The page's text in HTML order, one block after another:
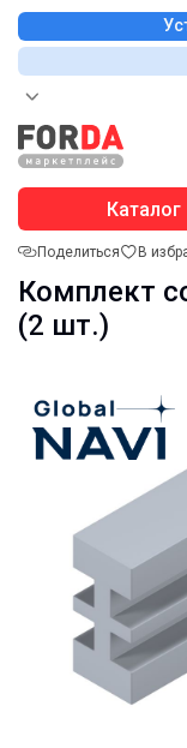
Каталог
Поделиться В
Комплект
(2 шт.)